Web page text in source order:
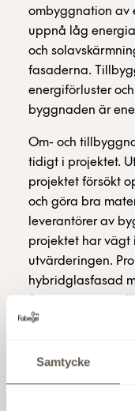
Samtycke
ombyggnation av
uppnå låg
och
fasaderna.
energiförluster
byggnaden är
Om- och
tidigt i projektet.
projektet försökt
och göra bra
leverantörer av
projektet har vägt
utvärderingen.
hybridglasfasad
CO2-avtryck.
byggskiva som